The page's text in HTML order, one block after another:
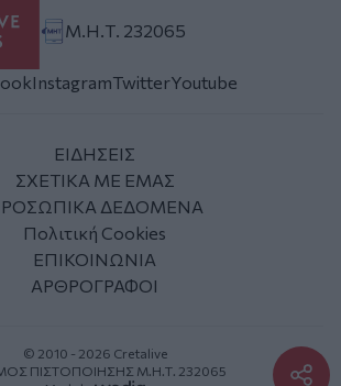
Μ.Η.Τ. 232065
InstagramTwitterYoutube
ΕΙΔΗΣΕΙΣ
ΣΧΕΤΙΚΑ ΜΕ ΕΜΑΣ
ΔΕΔΟΜΕΝΑ
Πολιτική Cookies
ΕΠΙΚΟΙΝΩΝΙΑ
ΑΡΘΡΟΓΡΑΦΟΙ
© 2010 - 2026 Cretalive
ΠΙΣΤΟΠΟΙΗΣΗΣ Μ.Η.Τ. 232065